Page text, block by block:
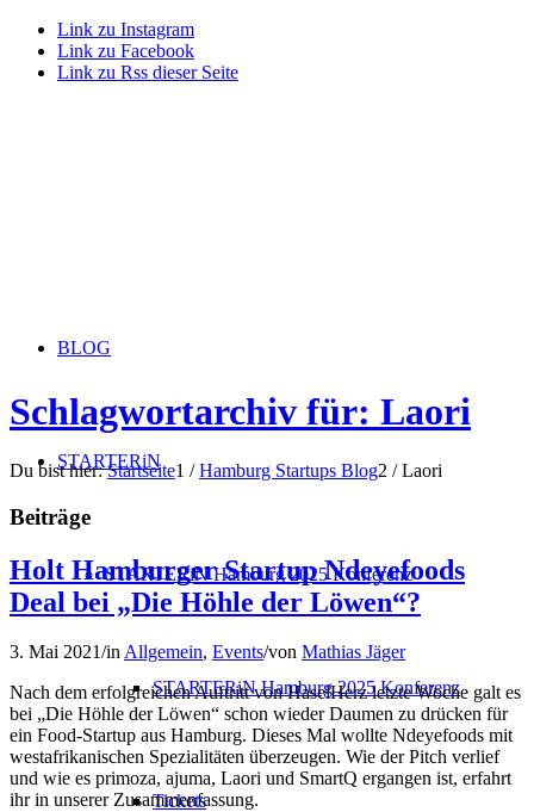
Link zu Instagram
Link zu Facebook
Link zu Rss dieser Seite
BLOG
STARTERiN
STARTERiN Hamburg 2025 Konferenz
STARTERiN Hamburg 2025 Konferenz
Tickets
Schlagwortarchiv für: Laori
Du bist hier: Startseite1 / Hamburg Startups Blog2 / Laori
Beiträge
Holt Hamburger Startup Ndeyefoods
Deal bei „Die Höhle der Löwen“?
3. Mai 2021/inAllgemein, Events/von Mathias Jäger
Nach dem erfolgreichen Auftritt von HaselHerz letzte Woche galt es
bei „Die Höhle der Löwen“ schon wieder Daumen zu drücken für
ein Food-Startup aus Hamburg. Dieses Mal wollte Ndeyefoods mit
westafrikanischen Spezialitäten überzeugen. Wie der Pitch verlief
und wie es primoza, ajuma, Laori und SmartQ ergangen ist, erfahrt
ihr in unserer Zusammenfassung.